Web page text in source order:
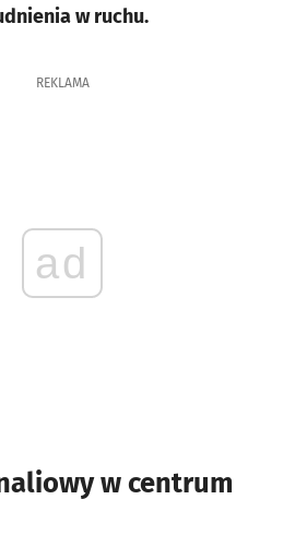
w ruchu.
REKLAMA
ad
w centrum